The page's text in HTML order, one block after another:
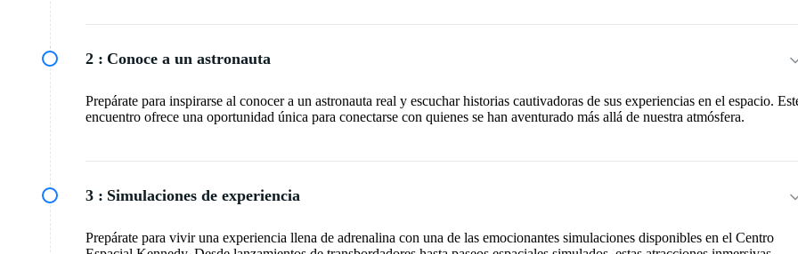
2 : Conoce a un astronauta
Prepárate para inspirarse al conocer a un astronauta real y escuchar historias cautivadoras de sus experiencias en el espacio.
encuentro ofrece una oportunidad única para conectarse con quienes se han aventurado más allá de nuestra atmósfera.
3 : Simulaciones de experiencia
Prepárate para vivir una experiencia llena de adrenalina con una de las emocionantes simulaciones disponibles en el Centro